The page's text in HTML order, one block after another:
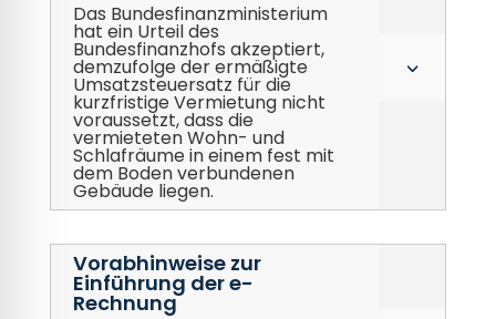
Das Bundesfinanzministerium
hat ein Urteil des
Bundesfinanzhofs akzeptiert,
demzufolge der ermäßigte
Umsatzsteuersatz für die
kurzfristige Vermietung nicht
voraussetzt, dass die
vermieteten Wohn- und
Schlafräume in einem fest mit
dem Boden verbundenen
Gebäude liegen.
3
Vorabhinweise zur
Einführung der e-
Rechnung